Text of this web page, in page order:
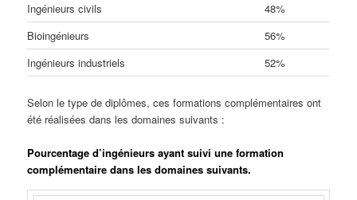
Ingénieurs civils
48%
Bioingénieurs
56%
Ingénieurs industriels
52%
Selon le type de diplômes, ces formations complémentaires ont
été réalisées dans les domaines suivants :
Pourcentage d’ingénieurs ayant suivi une formation
complémentaire dans les domaines suivants.